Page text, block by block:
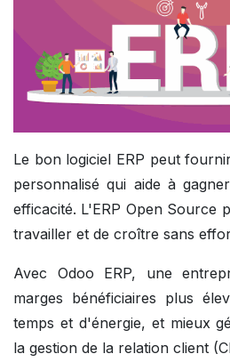
Le bon logiciel ERP peut
personnalisé qui aide à
efficacité. L'ERP Open Source
travailler et de croître sans
Avec Odoo ERP, une
marges bénéficiaires plus
temps et d'énergie, et mieux
la gestion de la relation client